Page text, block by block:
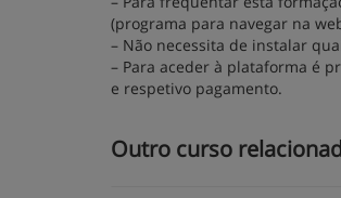
(programa para navegar na
– Não necessita de instalar
– Para aceder à plataforma é
e respetivo pagamento.
Outro curso